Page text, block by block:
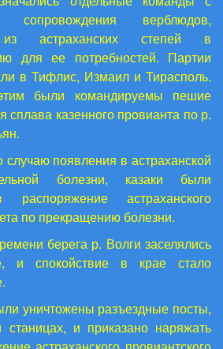
верблюдов,
из астраханских степей в
для ее потребностей. Партии
в Тифлис, Измаил и Тирасполь.
были командируемы пешие
сплава казенного провианта по р.
появления в астраханской
болезни, казаки были
астраханского
по прекращению болезни.
берега р. Волги заселялись
и спокойствие в крае стало
уничтожены разъездные посты,
и приказано наряжать